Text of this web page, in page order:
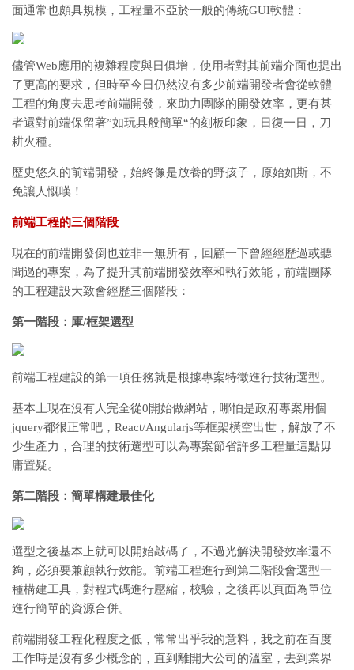
面通常也頗具規模，工程量不亞於一般的傳統GUI軟體：
儘管Web應用的複雜程度與日俱增，使用者對其前端介面也提出
了更高的要求，但時至今日仍然沒有多少前端開發者會從軟體
工程的角度去思考前端開發，來助力團隊的開發效率，更有甚
者還對前端保留著”如玩具般簡單“的刻板印象，日復一日，刀
耕火種。
歷史悠久的前端開發，始終像是放養的野孩子，原始如斯，不
免讓人慨嘆！
前端工程的三個階段
現在的前端開發倒也並非一無所有，回顧一下曾經經歷過或聽
聞過的專案，為了提升其前端開發效率和執行效能，前端團隊
的工程建設大致會經歷三個階段：
第一階段：庫/框架選型
前端工程建設的第一項任務就是根據專案特徵進行技術選型。
基本上現在沒有人完全從0開始做網站，哪怕是政府專案用個
jquery都很正常吧，React/Angularjs等框架橫空出世，解放了不
少生產力，合理的技術選型可以為專案節省許多工程量這點毋
庸置疑。
第二階段：簡單構建最佳化
選型之後基本上就可以開始敲碼了，不過光解決開發效率還不
夠，必須要兼顧執行效能。前端工程進行到第二階段會選型一
種構建工具，對程式碼進行壓縮，校驗，之後再以頁面為單位
進行簡單的資源合併。
前端開發工程化程度之低，常常出乎我的意料，我之前在百度
工作時是沒有多少概念的，直到離開大公司的溫室，去到業界